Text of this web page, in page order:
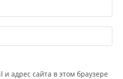
адрес сайта в этом браузере